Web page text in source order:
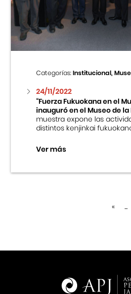
Categorías:Institucional,
24/11/2022
“Fuerza Fukuokana en el
inauguró en el Museo de
muestra expone las
distintos kenjinkai
Ver más
« ...